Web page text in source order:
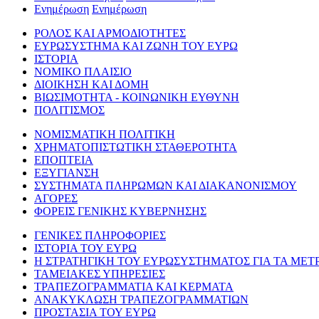
Ενημέρωση Ενημέρωση
ΡΟΛΟΣ ΚΑΙ ΑΡΜΟΔΙΟΤΗΤΕΣ
ΕΥΡΩΣΥΣΤΗΜΑ ΚΑΙ ΖΩΝΗ ΤΟΥ ΕΥΡΩ
ΙΣΤΟΡΙΑ
ΝΟΜΙΚΟ ΠΛΑΙΣΙΟ
ΔΙΟΙΚΗΣΗ ΚΑΙ ΔΟΜΗ
ΒΙΩΣΙΜΟΤΗΤΑ - ΚΟΙΝΩΝΙΚΗ ΕΥΘΥΝΗ
ΠΟΛΙΤΙΣΜΟΣ
ΝΟΜΙΣΜΑΤΙΚΗ ΠΟΛΙΤΙΚΗ
ΧΡΗΜΑΤΟΠΙΣΤΩΤΙΚΗ ΣΤΑΘΕΡΟΤΗΤΑ
ΕΠΟΠΤΕΙΑ
ΕΞΥΓΙΑΝΣΗ
ΣΥΣΤΗΜΑΤΑ ΠΛΗΡΩΜΩΝ ΚΑΙ ΔΙΑΚΑΝΟΝΙΣΜΟΥ
ΑΓΟΡΕΣ
ΦΟΡΕΙΣ ΓΕΝΙΚΗΣ ΚΥΒΕΡΝΗΣΗΣ
ΓΕΝΙΚΕΣ ΠΛΗΡΟΦΟΡΙΕΣ
ΙΣΤΟΡΙΑ ΤΟΥ ΕΥΡΩ
Η ΣΤΡΑΤΗΓΙΚΗ ΤΟΥ ΕΥΡΩΣΥΣΤΗΜΑΤΟΣ ΓΙΑ ΤΑ
ΤΑΜΕΙΑΚΕΣ ΥΠΗΡΕΣΙΕΣ
ΤΡΑΠΕΖΟΓΡΑΜΜΑΤΙΑ ΚΑΙ ΚΕΡΜΑΤΑ
ΑΝΑΚΥΚΛΩΣΗ ΤΡΑΠΕΖΟΓΡΑΜΜΑΤΙΩΝ
ΠΡΟΣΤΑΣΙΑ ΤΟΥ ΕΥΡΩ